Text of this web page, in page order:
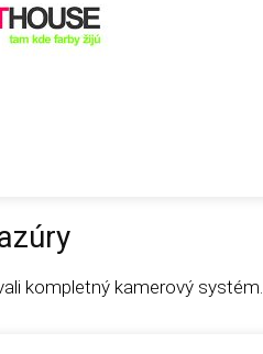
kompletný kamerový systém.